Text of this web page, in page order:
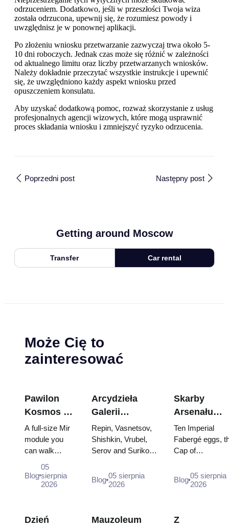
odrzuceniem. Dodatkowo, jeśli w przeszłości Twoja wiza
została odrzucona, upewnij się, że rozumiesz powody i
uwzględnisz je w ponownej aplikacji.
Po złożeniu wniosku przetwarzanie zazwyczaj trwa około 5-
10 dni roboczych. Jednak czas może się różnić w zależności
od aktualnego limitu oraz liczby przetwarzanych wniosków.
Należy dokładnie przeczytać wszystkie instrukcje i upewnić
się, że uwzględniono każdy aspekt wniosku przed
opuszczeniem konsulatu.
Aby uzyskać dodatkową pomoc, rozważ skorzystanie z usług
profesjonalnych agencji wizowych, które mogą usprawnić
proces składania wniosku i zmniejszyć ryzyko odrzucenia.
Poprzedni post Następny post
Getting around Moscow
Transfer Car rental
Może Cię to
zainteresować
Pawilon
Kosmos na
WDNCh:
Wewnątrz
największej
rosyjskiej
wystawy
A full-size Mir
module you
can walk
Energia–Buran
model,
capsules and
Blog
05
sierpnia
2026
Arcydzieła
Galerii
Tretiakowskiej:
Obrazy, dla
których warto
wizytę
Repin, Vasnetsov,
Shishkin, Vrubel,
Serov and Surikov
stop people, where
they hang, and why
Blog 05 sierpnia
2026
Skarby
Arsenału
Kremla:
Fabergé,
trony i szaty
Ten Imperial
Fabergé eggs,
Cap of
double throne of
two boy tsars
Catherine...
Blog05 sierpnia
2026
Dzień
Mauzoleum
Z